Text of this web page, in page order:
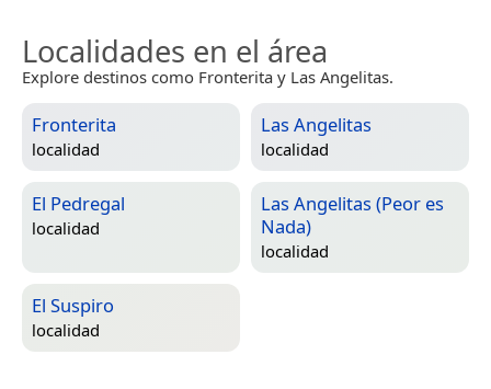
Localidades en el área
Explore destinos como Fronterita y Las Angelitas.
Fronterita
localidad
Las Angelitas
localidad
El Pedregal
localidad
Las Angelitas (Peor es
Nada)
localidad
El Suspiro
localidad